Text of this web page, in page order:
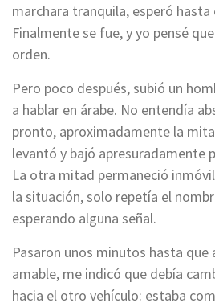
marchara tranquila, esperó
Finalmente se fue, y yo pensé
orden.
Pero poco después, subió un
a hablar en árabe. No entendía
pronto, aproximadamente la
levantó y bajó apresuradamente
La otra mitad permaneció
la situación, solo repetía el
esperando alguna señal.
Pasaron unos minutos hasta que
amable, me indicó que debía
hacia el otro vehículo: estaba